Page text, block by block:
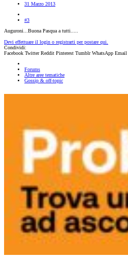
31 Marzo 2013
#3
Auguroni...Buona Pasqua a tutti.....
Devi effettuare il login o registrarti per postare qui.
Condividi:
Facebook Twitter Reddit Pinterest Tumblr WhatsApp Email
Forums
Altre aree tematiche
Gossip & off-topic